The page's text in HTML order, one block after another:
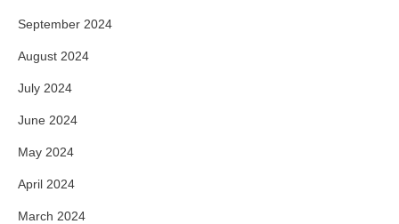
September 2024
August 2024
July 2024
June 2024
May 2024
April 2024
March 2024